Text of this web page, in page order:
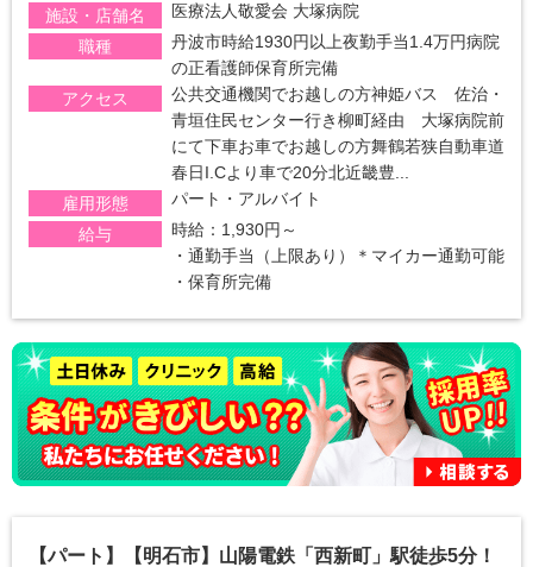
施設・店舗名
医療法人敬愛会 大塚病院
職種
丹波市時給1930円以上夜勤手当1.4万円病院
の正看護師保育所完備
アクセス
公共交通機関でお越しの方神姫バス 佐治・
青垣住民センター行き柳町経由 大塚病院前
にて下車お車でお越しの方舞鶴若狭自動車道
春日I.Cより車で20分北近畿豊...
雇用形態
パート・アルバイト
給与
時給：1,930円～
・通勤手当（上限あり）＊マイカー通勤可能
・保育所完備
【パート】【明石市】山陽電鉄「西新町」駅徒歩5分！